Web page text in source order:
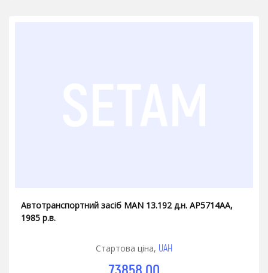
Автотранспортний засіб MAN 13.192 д.н. АР5714АА,
1985 р.в.
Стартова ціна, UAH